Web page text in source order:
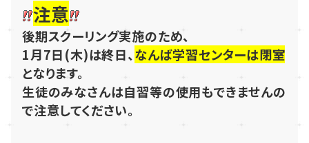
注意
後期スクーリング実施のため、
1月7日(木)は終日、なんば学習センターは閉室
となります。
生徒のみなさんは自習等の使用もできませんの
で注意してください。